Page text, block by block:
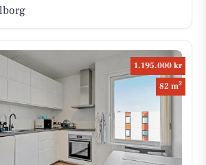
1.195.000 kr
82 m2